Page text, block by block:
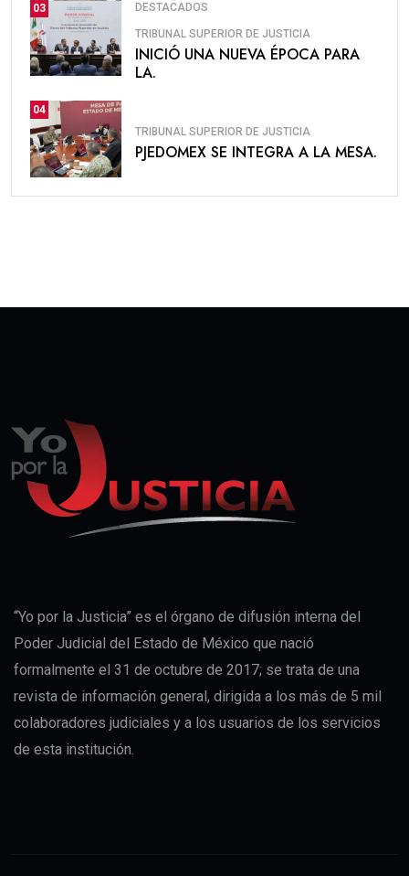
03 DESTACADOS
TRIBUNAL SUPERIOR DE JUSTICIA
INICIÓ UNA NUEVA ÉPOCA PARA
LA.
04
TRIBUNAL SUPERIOR DE JUSTICIA
PJEDOMEX SE INTEGRA A LA MESA.
“Yo por la Justicia” es el órgano de difusión interna del
Poder Judicial del Estado de México que nació
formalmente el 31 de octubre de 2017; se trata de una
revista de información general, dirigida a los más de 5 mil
colaboradores judiciales y a los usuarios de los servicios
de esta institución.